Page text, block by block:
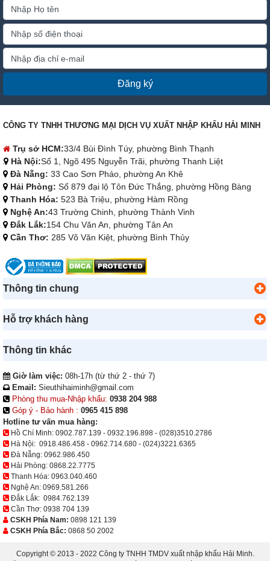
Đăng ký
CÔNG TY TNHH THƯƠNG MẠI DỊCH VỤ XUẤT NHẬP KHẨU HẢI MINH
Trụ sở HCM:33/4 Bùi Đình Túy, phường Bình Thạnh
Hà Nội:Số 1, Ngõ 495 Nguyễn Trãi, phường Thanh Liệt
Đà Nẵng: 33 Cao Sơn Pháo, phường An Khê
Hải Phòng: Số 879 đại lộ Tôn Đức Thắng, phường Hồng Bàng
Thanh Hóa: 523 Bà Triệu, phường Hàm Rồng
Nghệ An:43 Trường Chinh, phường Thành Vinh
Đắk Lắk:154 Chu Văn An, phường Tân An
Cần Thơ: 285 Võ Văn Kiệt, phường Bình Thủy
Thông tin chung
Hỗ trợ khách hàng
Thông tin khác
Giờ làm việc: 08h-17h (từ thứ 2 - thứ 7)
Email: Sieuthihaiminh@gmail.com
Phòng thu mua-Nhập khẩu: 0938 204 988
Góp ý - Bảo hành : 0965 415 898
Hotline tư vấn mua hàng:
Hồ Chí Minh: 0902.787.139 - 0932.196.898 - (028)3510.2786
Hà Nội: 0918.486.458 - 0962.714.680 - (024)3221.6365
Đà Nẵng: 0962.986.450
Hải Phòng: 0868.22.7775
Thanh Hóa: 0963.040.460
Nghệ An: 0969.581.266
Đắk Lắk: 0984.762.139
Cần Thơ: 0938 704 139
CSKH Phía Nam: 0898 121 139
CSKH Phía Bắc: 0868 50 2002
Copyright © 2013 - 2022 Công ty TNHH TMDV xuất nhập khẩu Hải Minh.